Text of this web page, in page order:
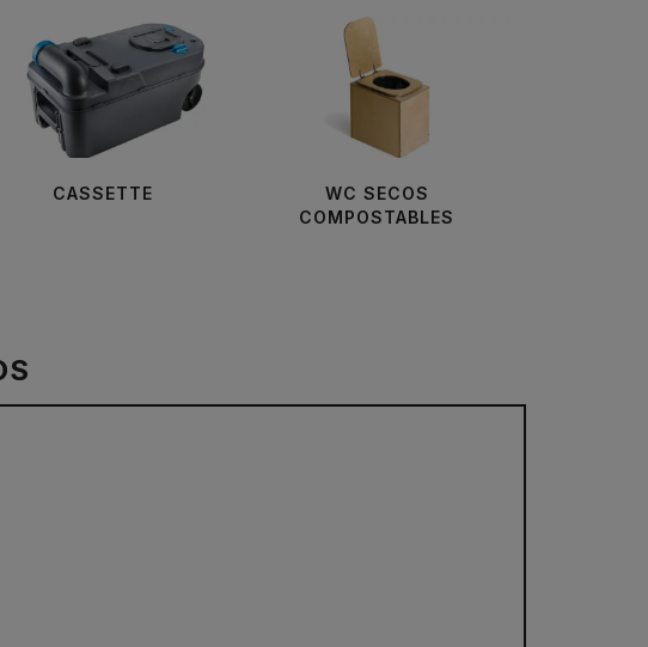
CASSETTE
WC SECOS
COMPOSTABLES